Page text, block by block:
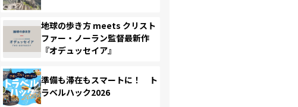
地球の歩き方 meets クリスト
ファー・ノーラン監督最新作
『オデュッセイア』
準備も滞在もスマートに！ ト
ラベルハック2026